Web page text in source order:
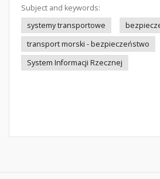
Subject and keywords:
systemy transportowe
transport morski - bezpieczeństwo
System Informacji Rzecznej